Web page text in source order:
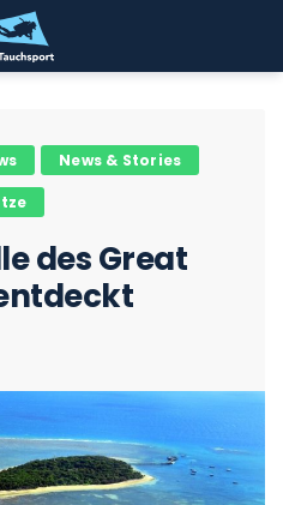
News & Stories
des Great